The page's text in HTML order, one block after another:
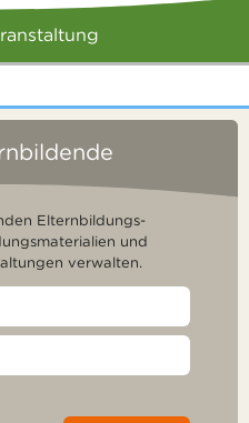
Elternbildungs-
und
verwalten.